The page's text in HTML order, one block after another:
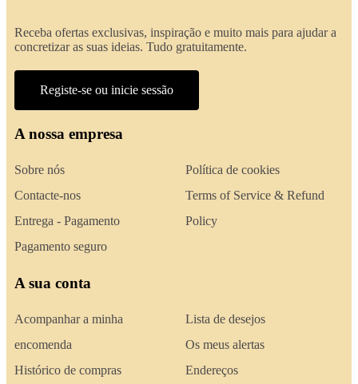
Receba ofertas exclusivas, inspiração e muito mais para ajudar a
concretizar as suas ideias. Tudo gratuitamente.
Registe-se ou inicie sessão
A nossa empresa
Sobre nós
Contacte-nos
Entrega - Pagamento
Pagamento seguro
Política de cookies
Terms of Service & Refund
Policy
A sua conta
Acompanhar a minha
encomenda
Histórico de compras
Lista de desejos
Os meus alertas
Endereços